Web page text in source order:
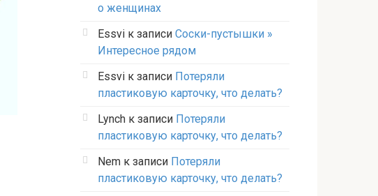
о женщинах
Essvi к записи Соски-пустышки »
Интересное рядом
Essvi к записи Потеряли
пластиковую карточку, что делать?
Lynch к записи Потеряли
пластиковую карточку, что делать?
Nem к записи Потеряли
пластиковую карточку, что делать?